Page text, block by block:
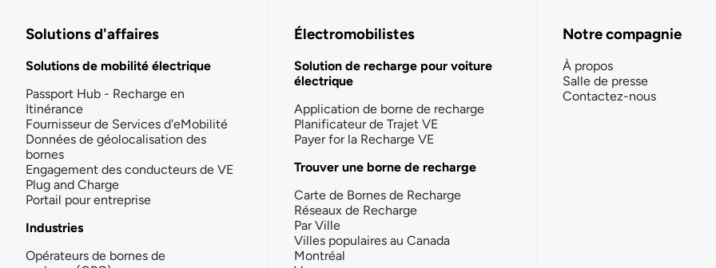
Solutions d'affaires
Solutions de mobilité électrique
Passport Hub - Recharge en
Itinérance
Fournisseur de Services d'eMobilité
Données de géolocalisation des
bornes
Engagement des conducteurs de VE
Plug and Charge
Portail pour entreprise
Industries
Opérateurs de bornes de
Électromobilistes
Solution de recharge pour voiture
électrique
Application de borne de recharge
Planificateur de Trajet VE
Payer for la Recharge VE
Trouver une borne de recharge
Carte de Bornes de Recharge
Réseaux de Recharge
Par Ville
Villes populaires au Canada
Montréal
Notre compagnie
À propos
Salle de presse
Contactez-nous